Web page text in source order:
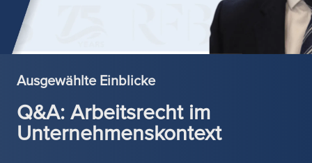
Ausgewählte Einblicke
Q&A: Arbeitsrecht im
Unternehmenskontext